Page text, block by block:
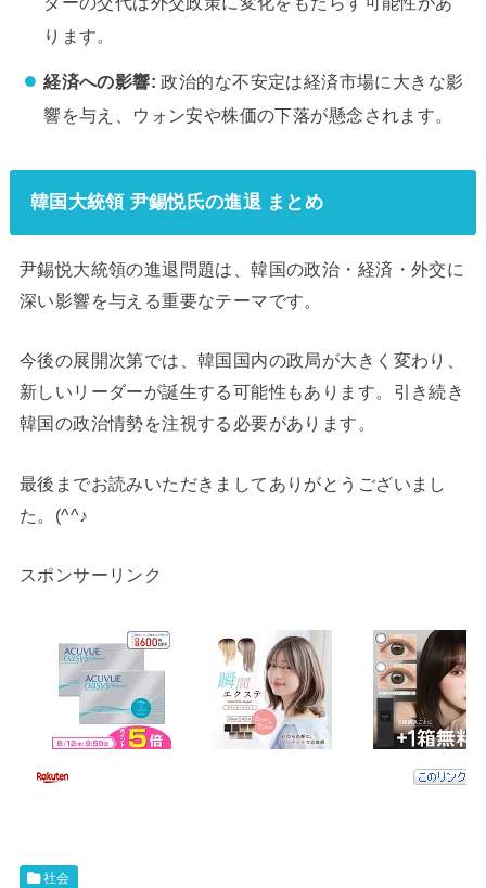
ります。
経済への影響: 政治的な不安定は経済市場に大きな影
響を与え、ウォン安や株価の下落が懸念されます。
韓国大統領 尹錫悦氏の進退 まとめ
尹錫悦大統領の進退問題は、韓国の政治・経済・外交に
深い影響を与える重要なテーマです。
今後の展開次第では、韓国国内の政局が大きく変わり、
新しいリーダーが誕生する可能性もあります。引き続き
韓国の政治情勢を注視する必要があります。
最後までお読みいただきましてありがとうございまし
た。(^^♪
スポンサーリンク
社会